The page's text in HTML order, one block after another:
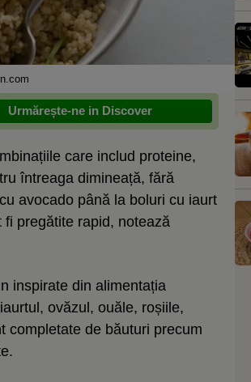
Urmărește-ne in Discover
care includ proteine,
întreaga dimineață, fără
avocado până la boluri cu iaurt
pregătite rapid, notează
inspirate din alimentația
ovăzul, ouăle, roșiile,
completate de băuturi precum